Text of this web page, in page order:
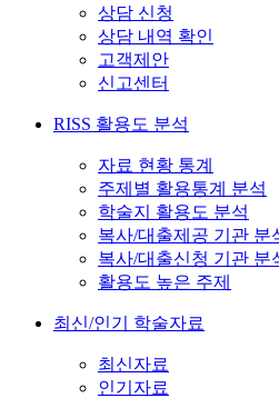
상담 신청
상담 내역 확인
고객제안
신고센터
RISS 활용도 분석
자료 현황 통계
주제별 활용통계 분석
학술지 활용도 분석
복사/대출제공 기관 분
복사/대출신청 기관 분
활용도 높은 주제
최신/인기 학술자료
최신자료
인기자료